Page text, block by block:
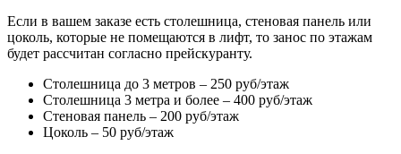
Если в вашем заказе есть столешница, стеновая панель или
цоколь, которые не помещаются в лифт, то занос по этажам
будет рассчитан согласно прейскуранту.
Столешница до 3 метров – 250 руб/этаж
Столешница 3 метра и более – 400 руб/этаж
Стеновая панель – 200 руб/этаж
Цоколь – 50 руб/этаж